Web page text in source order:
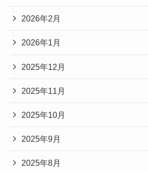
2026年2月
2026年1月
2025年12月
2025年11月
2025年10月
2025年9月
2025年8月